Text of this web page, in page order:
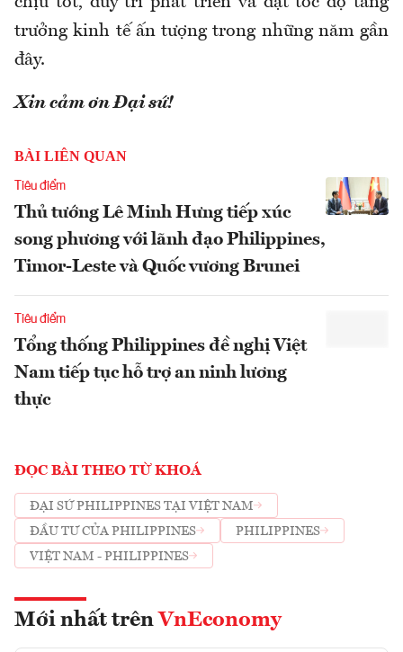
trưởng kinh tế ấn tượng trong những năm gần
đây.
Xin cảm ơn Đại sứ!
BÀI LIÊN QUAN
Tiêu điểm
Thủ tướng Lê Minh Hưng tiếp xúc
song phương với lãnh đạo Philippines,
Timor-Leste và Quốc vương Brunei
Tiêu điểm
Tổng thống Philippines đề nghị Việt
Nam tiếp tục hỗ trợ an ninh lương
thực
ĐỌC BÀI THEO TỪ KHOÁ
ĐẠI SỨ PHILIPPINES TẠI VIỆT NAM
ĐẦU TƯ CỦA PHILIPPINES
PHILIPPINES
VIỆT NAM - PHILIPPINES
Mới nhất trên VnEconomy